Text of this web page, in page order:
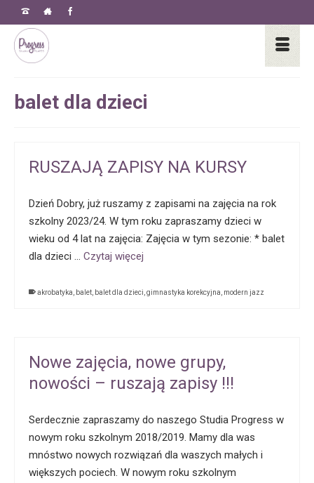
balet dla dzieci
RUSZAJĄ ZAPISY NA KURSY
Dzień Dobry, już ruszamy z zapisami na zajęcia na rok
szkolny 2023/24. W tym roku zapraszamy dzieci w
wieku od 4 lat na zajęcia: Zajęcia w tym sezonie: * balet
dla dzieci … Czytaj więcej
akrobatyka balet balet dla dzieci gimnastyka korekcyjna modern jazz
Nowe zajęcia, nowe grupy,
nowości – ruszają zapisy !!!
Serdecznie zapraszamy do naszego Studia Progress w
nowym roku szkolnym 2018/2019. Mamy dla was
mnóstwo nowych rozwiązań dla waszych małych i
większych pociech. W nowym roku szkolnym